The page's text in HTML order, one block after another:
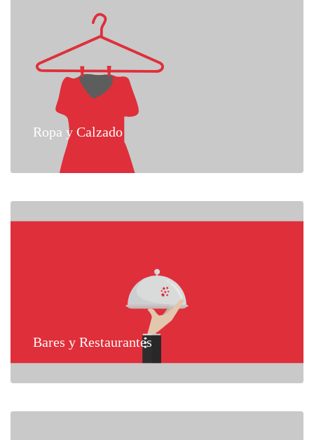
Ropa y Calzado
Bares y Restaurantes